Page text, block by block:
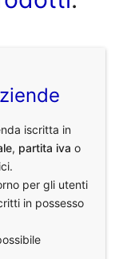
iscritta in
, partita iva o
per gli utenti
in possesso